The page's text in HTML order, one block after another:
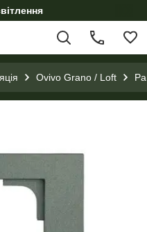
Ovivo Grano / Loft